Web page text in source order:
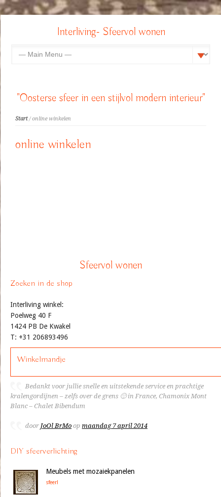
Interliving- Sfeervol wonen
"Oosterse sfeer in een stijlvol modern interieur"
Start/ online winkelen
online winkelen
Sfeervol wonen
Zoeken in de shop
Interliving winkel:
Poelweg 40 F
1424 PB De Kwakel
T: +31 206893496
Winkelmandje
Bedankt voor jullie snelle en uitstekende service en prachtige
kralengordijnen – zelfs over de grens 🙂 in France, Chamonix Mont
Blanc – Chalet Bibendum
door JoOl BrMo op maandag 7 april 2014
DIY sfeerverlichting
Meubels met mozaiekpanelen
sfeer!